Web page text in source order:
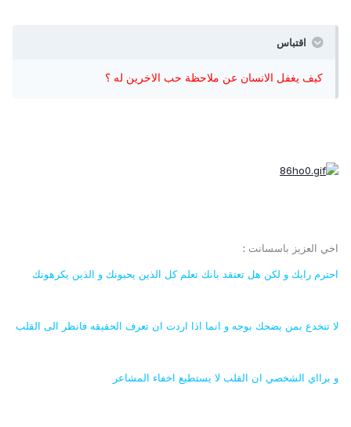
اقتباس
كيف يغفل الانسان عن ملاحظة حب الاخرين له ؟
اخي العزيز باسسانت
احترم رايك و لكن هل تعتقد بانك تعلم كل الذين يحبونك و الذين يكرهونك
لا تنخدع بمن يضحك بوجه و انما اذا اردت ان تعرف الحقيقه فانظر الى القلب
و برااي الشخصي ان القلب لا يستطيع اخفاء المشاعر